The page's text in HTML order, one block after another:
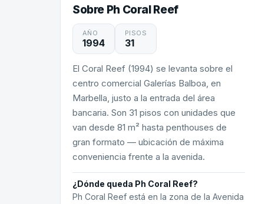
Sobre Ph Coral Reef
AÑO
1994
PISOS
31
El Coral Reef (1994) se levanta sobre el
centro comercial Galerías Balboa, en
Marbella, justo a la entrada del área
bancaria. Son 31 pisos con unidades que
van desde 81 m² hasta penthouses de
gran formato — ubicación de máxima
conveniencia frente a la avenida.
¿Dónde queda Ph Coral Reef?
Ph Coral Reef está en la zona de la Avenida